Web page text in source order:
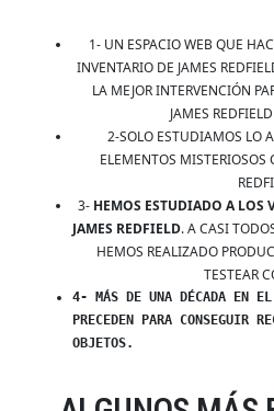
1- UN ESPACIO WEB QUE
INVENTARIO DE JAMES
LA MEJOR INTERVENCIÓN
JAMES
2-SOLO ESTUDIAMOS LO
ELEMENTOS MISTERIOSOS
3- HEMOS ESTUDIADO A LOS
JAMES REDFIELD. A CASI
HEMOS REALIZADO
TESTEAR
4- MÁS DE UNA DÉCADA EN EL
PRECEDEN PARA CONSEGUIR
OBJETOS.